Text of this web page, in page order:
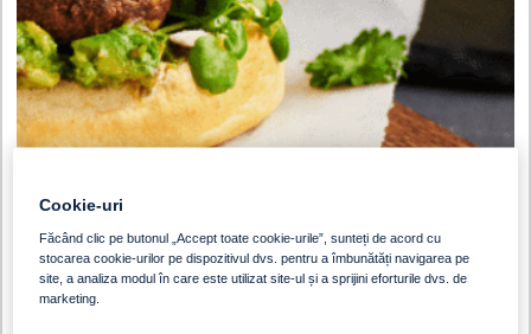
Cookie-uri
Făcând clic pe butonul „Accept toate cookie-urile”, sunteți de acord cu
stocarea cookie-urilor pe dispozitivul dvs. pentru a îmbunătăți navigarea pe
site, a analiza modul în care este utilizat site-ul și a sprijini eforturile dvs. de
marketing.